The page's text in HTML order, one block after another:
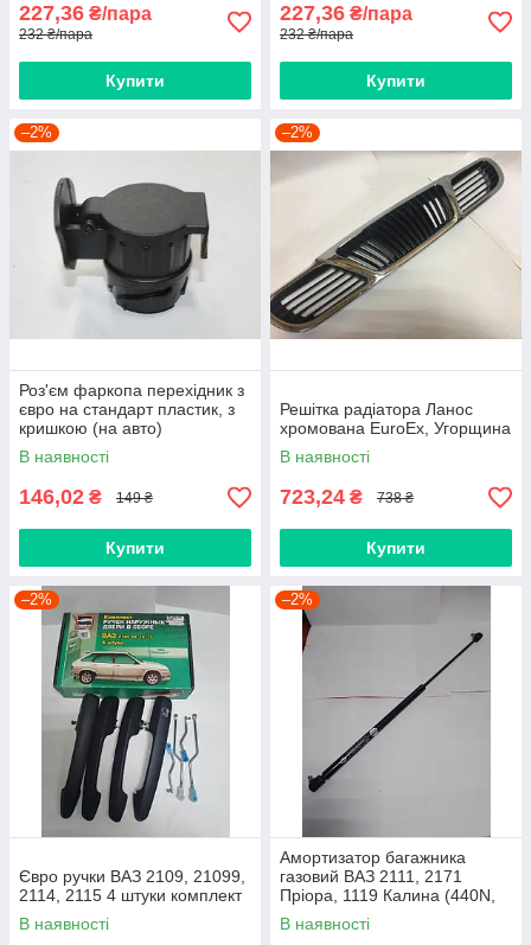
227,36 ₴/пара
232 ₴/пара
Купити
227,36 ₴/пара
232 ₴/пара
Купити
–2%
Роз'єм фаркопа перехідник з
євро на стандарт пластик, з
кришкою (на авто)
В наявності
146,02 ₴ 149 ₴
Купити
–2%
Решітка радіатора Ланос
хромована EuroEx, Угорщина
В наявності
723,24 ₴ 738 ₴
Купити
–2%
Євро ручки ВАЗ 2109, 21099,
2114, 2115 4 штуки комплект
В наявності
–2%
Амортизатор багажника
газовий ВАЗ 2111, 2171
Пріора, 1119 Калина (440N,
L1=600; L2=350) комплект 2
штуки АТ, Чехія
В наявності